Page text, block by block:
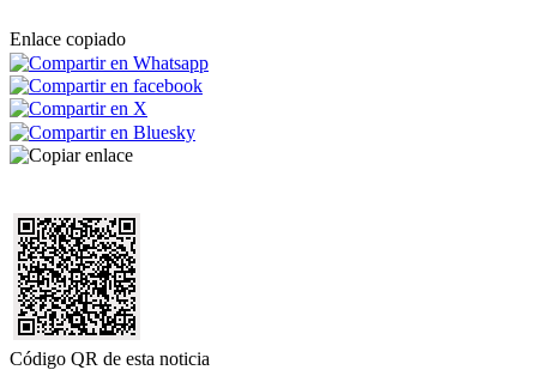
Enlace copiado
Código QR de esta noticia